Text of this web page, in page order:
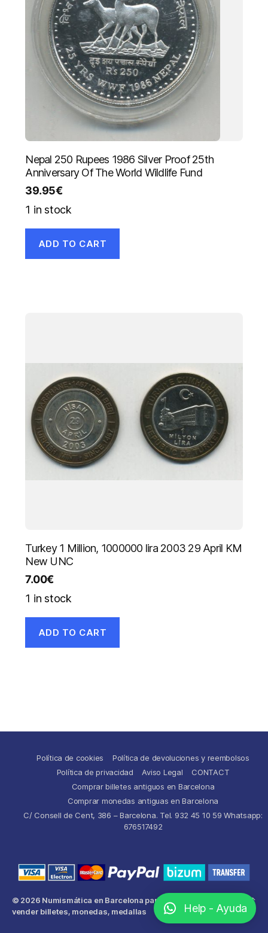
Nepal 250 Rupees 1986 Silver Proof 25th
Anniversary Of The World Wildlife Fund
39.95€
1 in stock
ADD TO CART
Turkey 1 Million, 1000000 lira 2003 29 April KM
New UNC
7.00€
1 in stock
ADD TO CART
Política de cookies
Política de devoluciones y reembolsos
Política de privacidad
Aviso Legal
CONTACT
Comprar billetes antiguos en Barcelona
Comprar monedas antiguas en Barcelona
C/ Consell de Cent, 386 – Barcelona. Tel. 932 45 10 59 Whatsapp:
676517492
© 2026 Numismática en Barcelona para comprar y
vender billetes, monedas, medallas
↑
Help - Ayuda